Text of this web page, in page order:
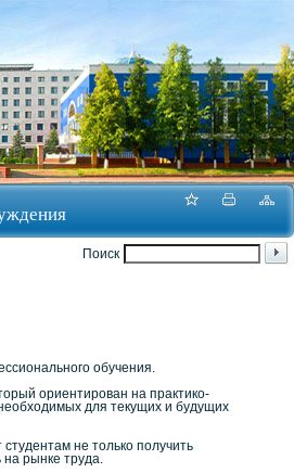
Поиск
обучения.
ориентирован на практико-
для текущих и будущих
не только получить
рынке труда.